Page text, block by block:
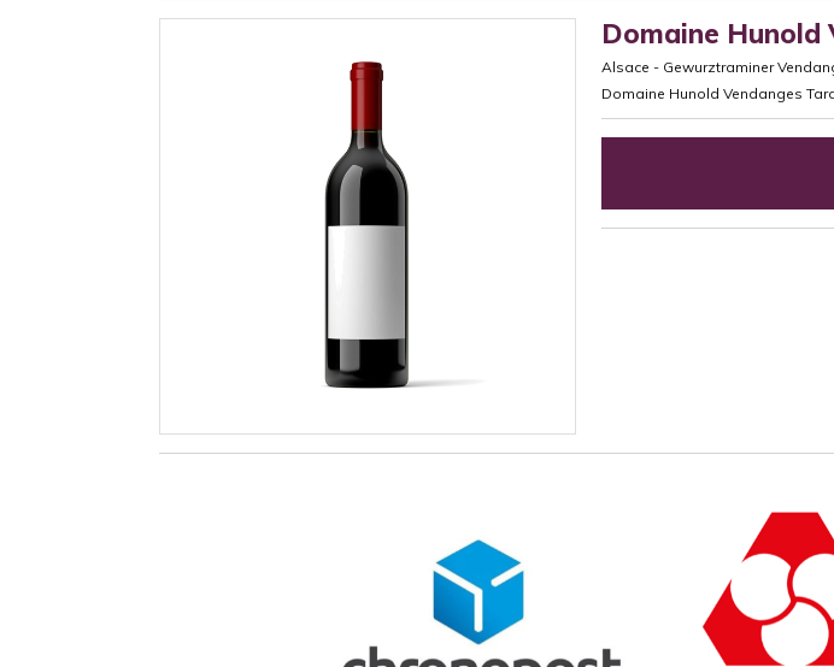
Domaine
Alsace - Gewurztraminer
Domaine Hunold Vendanges